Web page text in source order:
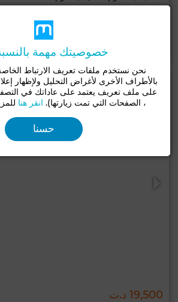
19,500 د.ت
خصوصيتك مهمة
نحن نستخدم ملفات تعريف الارتباط
بالأطراف الأخرى لأغراض التحليل ولإظهار
على ملف تعريف يعتمد على عاداتك في
، الصفحات التي تمت زيارتها). انقر هنا
حسنا